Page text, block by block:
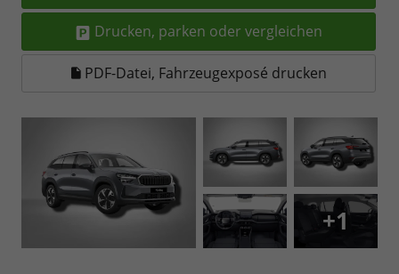
Drucken, parken oder vergleichen
PDF-Datei, Fahrzeugexposé drucken
+1